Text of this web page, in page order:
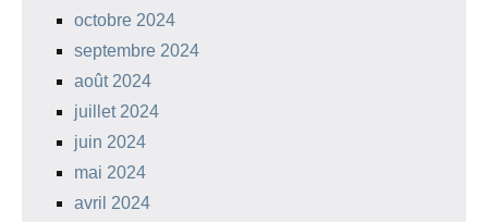
octobre 2024
septembre 2024
août 2024
juillet 2024
juin 2024
mai 2024
avril 2024